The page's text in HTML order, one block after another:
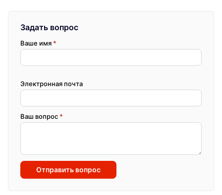
Задать вопрос
Ваше имя *
Электронная почта
Ваш вопрос *
Отправить вопрос